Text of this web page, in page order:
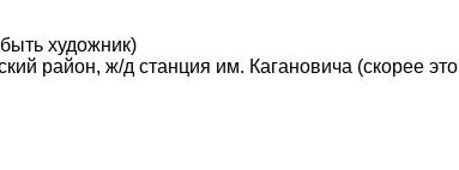
художник)
район, ж/д станция им. Кагановича (скорее это